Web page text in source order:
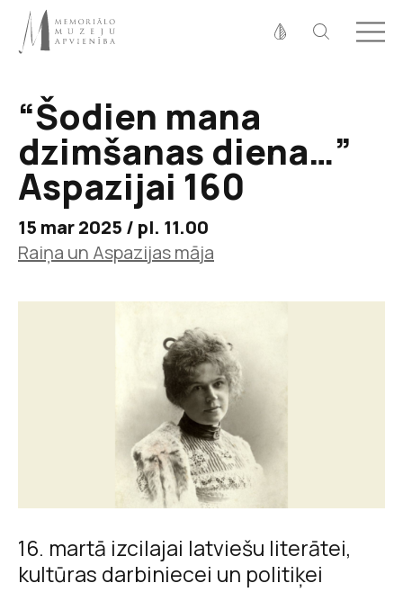
Kontrasts
“Šodien mana
dzimšanas diena…”
Aspazijai 160
15 mar 2025 / pl. 11.00
Raiņa un Aspazijas māja
16. martā izcilajai latviešu literātei,
kultūras darbiniecei un politiķei